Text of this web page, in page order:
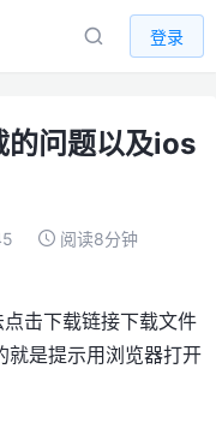
登录
的问题以及ios
阅读8分钟
击下载链接下载文件
就是提示用浏览器打开